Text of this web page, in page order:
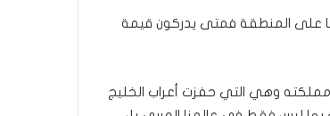
على المنطقة فمتى يدركون قيمة
مملكته وهي التي حفزت أعراب الخليج